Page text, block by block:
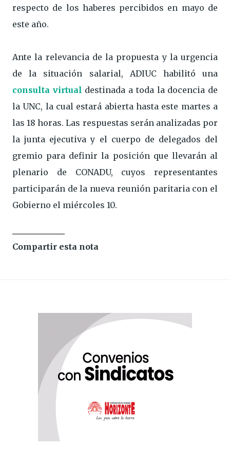
respecto de los haberes percibidos en mayo de
este año.
Ante la relevancia de la propuesta y la urgencia
de la situación salarial, ADIUC habilitó una
consulta virtual destinada a toda la docencia de
la UNC, la cual estará abierta hasta este martes a
las 18 horas. Las respuestas serán analizadas por
la junta ejecutiva y el cuerpo de delegados del
gremio para definir la posición que llevarán al
plenario de CONADU, cuyos representantes
participarán de la nueva reunión paritaria con el
Gobierno el miércoles 10.
Compartir esta nota